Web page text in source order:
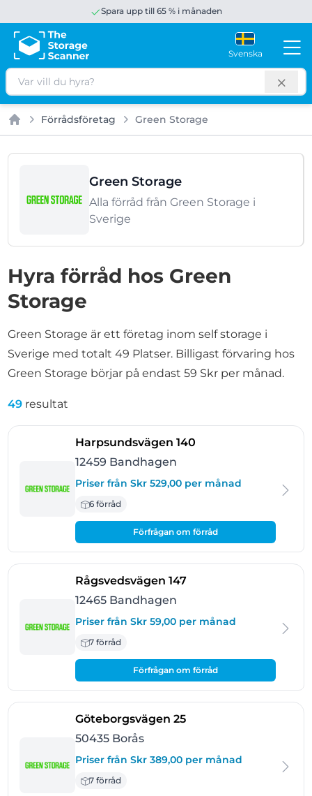
Spara upp till 65 % i månaden
Svenska
Sök
Hem
Förrådsföretag Green Storage
Green Storage
Alla förråd från Green Storage i
Sverige
Hyra förråd hos Green
Storage
Green Storage är ett företag inom self storage i
Sverige med totalt 49 Platser. Billigast förvaring hos
Green Storage börjar på endast 59 Skr per månad.
49 resultat
Harpsundsvägen 140
12459 Bandhagen
Priser från Skr 529,00 per månad
6 förråd
Förfrågan om förråd
Rågsvedsvägen 147- Bandhagen
12465 Bandhagen
Priser från Skr 59,00 per månad
7 förråd
Förfrågan om förråd
Göteborgsvägen 25- Borås
50435 Borås
Priser från Skr 389,00 per månad
7 förråd